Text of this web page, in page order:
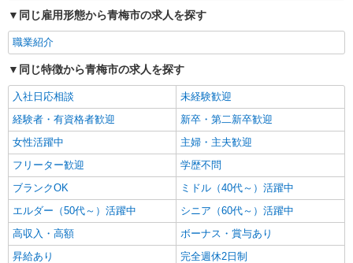
時給1550円〜2312円 ＜交通費全支給(ガソリ
同じ雇用形態から青梅市の求人を探す
職業紹介
同じ特徴から青梅市の求人を探す
入社日応相談
未経験歓迎
経験者・有資格者歓迎
新卒・第二新卒歓迎
女性活躍中
主婦・主夫歓迎
フリーター歓迎
学歴不問
ブランクOK
ミドル（40代～）活躍中
エルダー（50代～）活躍中
シニア（60代～）活躍中
高収入・高額
ボーナス・賞与あり
昇給あり
完全週休2日制